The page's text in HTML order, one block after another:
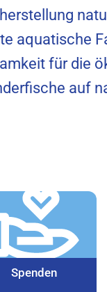
aquatische
für die
auf
Spenden